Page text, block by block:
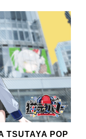
TSUTAYA POP